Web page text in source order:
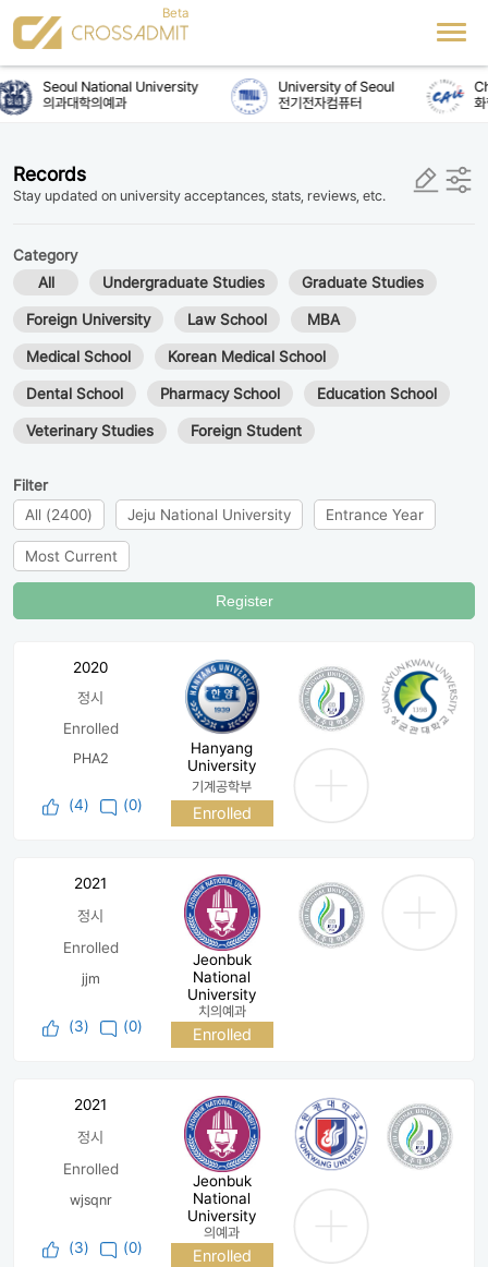
Seoul National University
의과대학의예과
University of Seoul
전기전자컴퓨터
화
Records
Stay updated on university acceptances, stats, reviews, etc.
Category
All
Undergraduate Studies Graduate Studies
Foreign University Law School MBA
Medical School Korean Medical School
Dental School Pharmacy School Education School
Veterinary Studies Foreign Student
Filter
All (2400)
Jeju National University Entrance Year
Most Current
Register
2020
정시
Enrolled
PHA2
(4) (0)
Hanyang
University
기계공학부
Enrolled
2021
정시
Enrolled
jjm
(3) (0)
Jeonbuk
National
University
치의예과
Enrolled
2021
정시
Enrolled
wjsqnr
(3) (0)
Jeonbuk
National
University
의예과
Enrolled